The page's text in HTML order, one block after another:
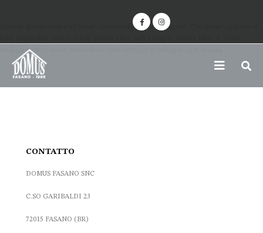
Lorem ipsum dolor sit amet, consectetur adipiscing elit. Curabitur eget leo at
Nullam tortor nunc, bibendum vitae semper a, volutpat eget massa.
CONTATTO
DOMUS FASANO SNC
C.SO GARIBALDI 23
72015 FASANO (BR)